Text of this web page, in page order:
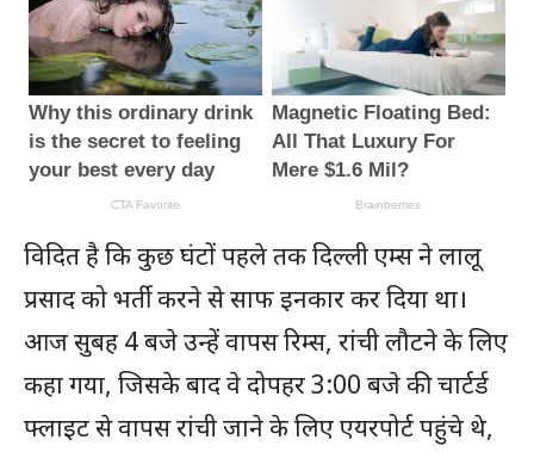
विदित है कि कुछ घंटों पहले तक दिल्ली एम्स ने लालू
प्रसाद को भर्ती करने से साफ इनकार कर दिया था।
आज सुबह 4 बजे उन्हें वापस रिम्स, रांची लौटने के लिए
कहा गया, जिसके बाद वे दोपहर 3:00 बजे की चार्टर्ड
फ्लाइट से वापस रांची जाने के लिए एयरपोर्ट पहुंचे थे,